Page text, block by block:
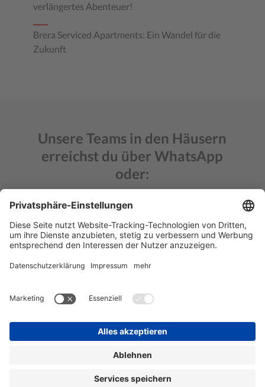
verlängertes Abenteuer!
Brera Serviced Apartments: Ein Wandel für die
Zukunft
Unsere Teams in den Häusern
erreichst du über WhatsApp
oder:
HOME BÖBLINGEN
FRANKFURT OPER
LEIPZIG
MECKENBEUREN
MÜNCHEN WEST
MÜNCHEN SCHWABING
NÜRNBERG
STUTTGART
KARRIERE
KONTAKT
IMPRESSUM DATENSCHUTZ AGB